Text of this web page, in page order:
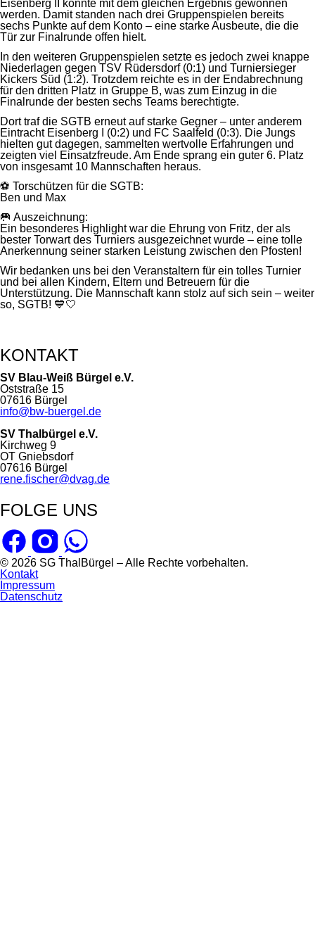
Eisenberg II konnte mit dem gleichen Ergebnis gewonnen
werden. Damit standen nach drei Gruppenspielen bereits
sechs Punkte auf dem Konto – eine starke Ausbeute, die die
Tür zur Finalrunde offen hielt.
In den weiteren Gruppenspielen setzte es jedoch zwei knappe
Niederlagen gegen TSV Rüdersdorf (0:1) und Turniersieger
Kickers Süd (1:2). Trotzdem reichte es in der Endabrechnung
für den dritten Platz in Gruppe B, was zum Einzug in die
Finalrunde der besten sechs Teams berechtigte.
Dort traf die SGTB erneut auf starke Gegner – unter anderem
Eintracht Eisenberg I (0:2) und FC Saalfeld (0:3). Die Jungs
hielten gut dagegen, sammelten wertvolle Erfahrungen und
zeigten viel Einsatzfreude. Am Ende sprang ein guter 6. Platz
von insgesamt 10 Mannschaften heraus.
⚽️ Torschützen für die SGTB:
Ben und Max
🥅 Auszeichnung:
Ein besonderes Highlight war die Ehrung von Fritz, der als
bester Torwart des Turniers ausgezeichnet wurde – eine tolle
Anerkennung seiner starken Leistung zwischen den Pfosten!
Wir bedanken uns bei den Veranstaltern für ein tolles Turnier
und bei allen Kindern, Eltern und Betreuern für die
Unterstützung. Die Mannschaft kann stolz auf sich sein – weiter
so, SGTB! 💙🤍
KONTAKT
SV Blau-Weiß Bürgel e.V.
Oststraße 15
07616 Bürgel
info@bw-buergel.de
SV Thalbürgel e.V.
Kirchweg 9
OT Gniebsdorf
07616 Bürgel
rene.fischer@dvag.de
FOLGE UNS
© 2026 SG ThalBürgel – Alle Rechte vorbehalten.
Navigation
überspringen
Kontakt
Impressum
Datenschutz